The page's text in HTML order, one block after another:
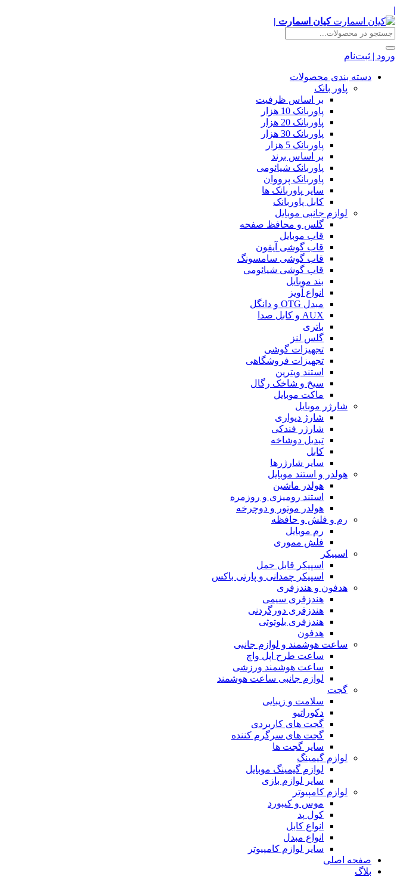
|
کیان اسمارت |
ورود | ثبت‌نام
دسته بندی محصولات
پاور بانک
بر اساس ظرفیت
پاوربانک 10 هزار
پاوربانک 20 هزار
پاوربانک 30 هزار
پاوربانک 5 هزار
بر اساس برند
پاوربانک شیائومی
پاوربانک پرووان
سایر پاوربانک ها
کابل پاوربانک
لوازم جانبی موبایل
گلس و محافظ صفحه
قاب موبایل
قاب گوشی آیفون
قاب گوشی سامسونگ
قاب گوشی شیائومی
بند موبایل
انواع آویز
مبدل OTG و دانگل
AUX و کابل صدا
باتری
گلس لنز
تجهیزات گوشی
تجهیزات فروشگاهی
استند ویترین
سیخ و شاخک رگال
ماکت موبایل
شارژر موبایل
شارژ دیواری
شارژر فندکی
تبدیل دوشاخه
کابل
سایر شارژرها
هولدر و استند موبایل
هولدر ماشین
استند رومیزی و روزمره
هولدر موتور و دوچرخه
رم و فلش و حافظه
رم موبایل
فلش مموری
اسپیکر
اسپیکر قابل حمل
اسپیکر چمدانی و پارتی باکس
هدفون و هندزفری
هندزفری سیمی
هندزفری دورگردنی
هندزفری بلوتوثی
هدفون
ساعت هوشمند و لوازم جانبی
ساعت طرح اپل واچ
ساعت هوشمند ورزشی
لوازم جانبی ساعت هوشمند
گجت
سلامت و زیبایی
دکوراتیو
گجت های کاربردی
گجت های سرگرم کننده
سایر گجت ها
لوازم گیمینگ
لوازم گیمینگ موبایل
سایر لوازم بازی
لوازم کامپیوتر
موس و کیبورد
کول پد
انواع کابل
انواع مبدل
سایر لوازم کامپیوتر
صفحه اصلی
بلاگ